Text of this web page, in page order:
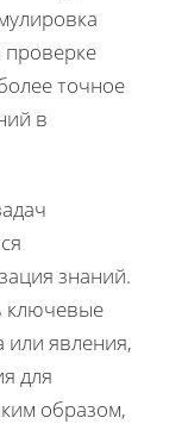
проверке
точное
в
знаний.
ключевые
или явления,
для
образом,